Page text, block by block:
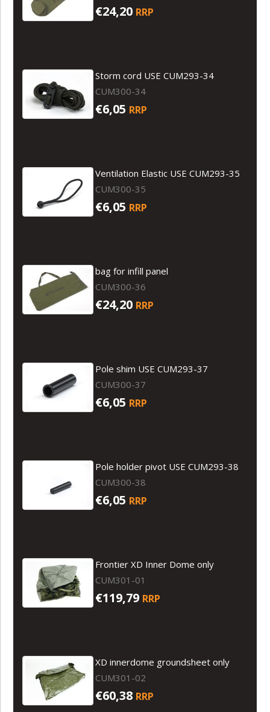
€24,20 RRP
Storm cord USE CUM293-34
CUM300-34
€6,05 RRP
Ventilation Elastic USE CUM293-35
CUM300-35
€6,05 RRP
bag for infill panel
CUM300-36
€24,20 RRP
Pole shim USE CUM293-37
CUM300-37
€6,05 RRP
Pole holder pivot USE CUM293-38
CUM300-38
€6,05 RRP
Frontier XD Inner Dome only
CUM301-01
€119,79 RRP
XD innerdome groundsheet only
CUM301-02
€60,38 RRP